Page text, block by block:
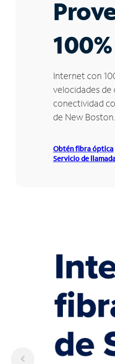
Internet con
velocidades de
conectividad
de New Boston.
Obtén fibra óptica
Servicio de